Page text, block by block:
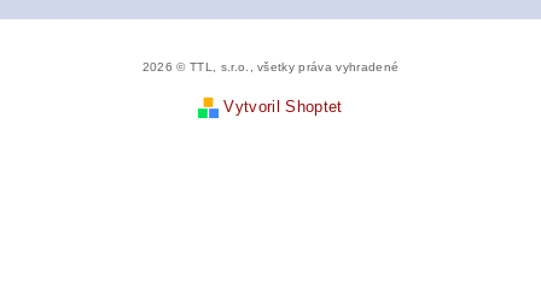
2026 © TTL, s.r.o., všetky práva vyhradené
Vytvoril Shoptet